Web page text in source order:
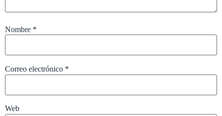
Nombre *
Correo electrónico *
Web